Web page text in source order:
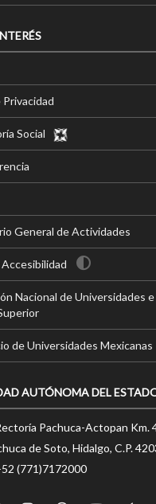
Social
General de Actividades
Nacional de Universidades
de Universidades Mexicanas
AUTÓNOMA DEL
Pachuca-Actopan Km.
de Soto, Hidalgo, C.P.
(771)7172000